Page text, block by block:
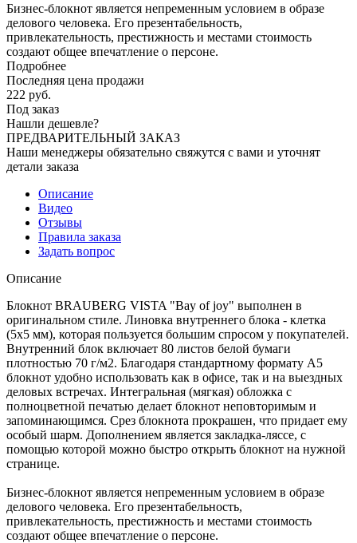
Бизнес-блокнот является непременным условием в образе
делового человека. Его презентабельность,
привлекательность, престижность и местами стоимость
создают общее впечатление о персоне.
Подробнее
Последняя цена продажи
222 руб.
Под заказ
Нашли дешевле?
ПРЕДВАРИТЕЛЬНЫЙ ЗАКАЗ
Наши менеджеры обязательно свяжутся с вами и уточнят
детали заказа
Описание
Видео
Отзывы
Правила заказа
Задать вопрос
Описание
Блокнот BRAUBERG VISTA "Bay of joy" выполнен в
оригинальном стиле. Линовка внутреннего блока - клетка
(5х5 мм), которая пользуется большим спросом у покупателей.
Внутренний блок включает 80 листов белой бумаги
плотностью 70 г/м2. Благодаря стандартному формату А5
блокнот удобно использовать как в офисе, так и на выездных
деловых встречах. Интегральная (мягкая) обложка с
полноцветной печатью делает блокнот неповторимым и
запоминающимся. Срез блокнота прокрашен, что придает ему
особый шарм. Дополнением является закладка-ляссе, с
помощью которой можно быстро открыть блокнот на нужной
странице.
Бизнес-блокнот является непременным условием в образе
делового человека. Его презентабельность,
привлекательность, престижность и местами стоимость
создают общее впечатление о персоне.